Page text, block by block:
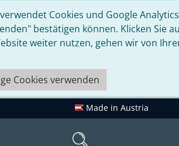
Cookies und Google
bestätigen können. Klicken Sie
weiter nutzen, gehen wir von
Cookies verwenden
Made in Austria